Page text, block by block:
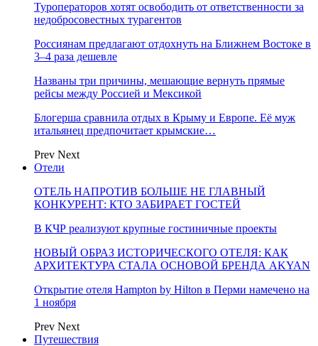
Туроператоров хотят освободить от ответственности за
недобросовестных турагентов
Россиянам предлагают отдохнуть на Ближнем Востоке в
3–4 раза дешевле
Названы три причины, мешающие вернуть прямые
рейсы между Россией и Мексикой
Блогерша сравнила отдых в Крыму и Европе. Её муж
итальянец предпочитает крымские…
Prev Next
Отели
ОТЕЛЬ НАПРОТИВ БОЛЬШЕ НЕ ГЛАВНЫЙ
КОНКУРЕНТ: КТО ЗАБИРАЕТ ГОСТЕЙ
В КЧР реализуют крупные гостиничные проекты
НОВЫЙ ОБРАЗ ИСТОРИЧЕСКОГО ОТЕЛЯ: КАК
АРХИТЕКТУРА СТАЛА ОСНОВОЙ БРЕНДА AKYAN
Открытие отеля Hampton by Hilton в Перми намечено на
1 ноября
Prev Next
Путешествия